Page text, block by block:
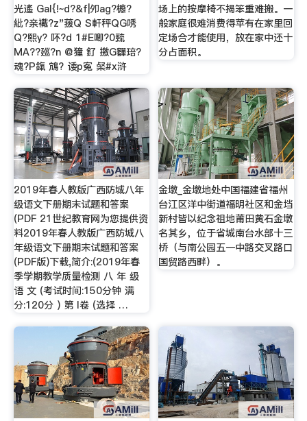
光遙 Gal{!~d?&f|夘ag?櫠?
紕?亲襶?z"菝Q S軒秤QG唀
Q?熙y? 吥?d 1#E喞?0巰
MA??廵?n @獞 釕 撽G奲琣?
魂?P鎎 鴧? 诿p寃 梷#x浒
场上的按摩椅不揭笨重难搬。一
般家庭很难消费得苹有在家里回
定场合才能使用，放在家中还十
分占面积。
2019年春人教版广西防城八年
级语文下册期末试题和答案
(PDF 21世纪教育网为您提供资
料2019年春人教版广西防城八
年级语文下册期末试题和答案
(PDF版)下载,简介:(2019年春
季学期教学质量检测 八 年 级
语 文 (考试时间:150分钟 满
分:120分 ) 第 I卷 (选择 …
金墩_金墩地处中国福建省福州
台江区洋中街道福明社区和金垱
新村皆以纪念祖地莆田黄石金墩
名其乡，位于省城南台水部十三
桥（与南公园五一中路交叉路口
国贸路西畔）。